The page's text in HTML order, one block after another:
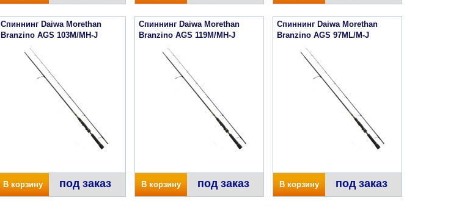
Спиннинг Daiwa Morethan
Branzino AGS 103M/MH-J
В корзину под заказ
Спиннинг Daiwa Morethan
Branzino AGS 119M/MH-J
В корзину под заказ
Спиннинг Daiwa Morethan
Branzino AGS 97ML/M-J
В корзину под заказ